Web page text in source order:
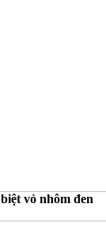
vỏ nhôm đen